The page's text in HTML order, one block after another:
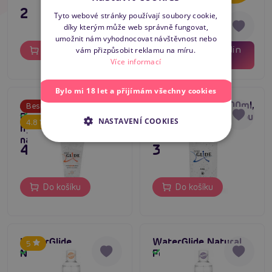
249 Kč
Do košíku 02 dní hodin
lubrikační gel na
vodní bázi
199 Kč
Do košíku
Bestseller
4.8
Just Glide
Performance (20 ml),
hybridní lubrikační gel
na intimní použití
Skladem
49 Kč
Do košíku
Just Glide Anal 500ml,
vodní gel s pumpičkou
Skladem
395 Kč
Do košíku
5
WaterGlide
Nourishing 300 ml
Skladem
WaterGlide Natural
Feeling 300 ml
ENGLISH
Tyto webové stránky používají soubory cookie,
díky kterým může web správně fungovat,
umožnit nám vyhodnocovat návštěvnost nebo
vám přizpůsobit reklamu na míru.
Více informací
Bylo mi 18 let a přijímám všechny cookies
NASTAVENÍ COOKIES